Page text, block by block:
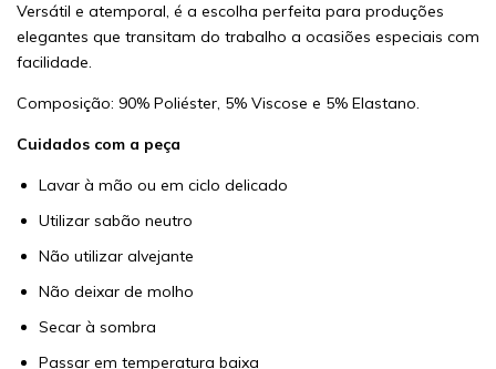
Versátil e atemporal, é a escolha perfeita para produções
elegantes que transitam do trabalho a ocasiões especiais com
facilidade.
Composição: 90% Poliéster, 5% Viscose e 5% Elastano.
Cuidados com a peça
Lavar à mão ou em ciclo delicado
Utilizar sabão neutro
Não utilizar alvejante
Não deixar de molho
Secar à sombra
Passar em temperatura baixa